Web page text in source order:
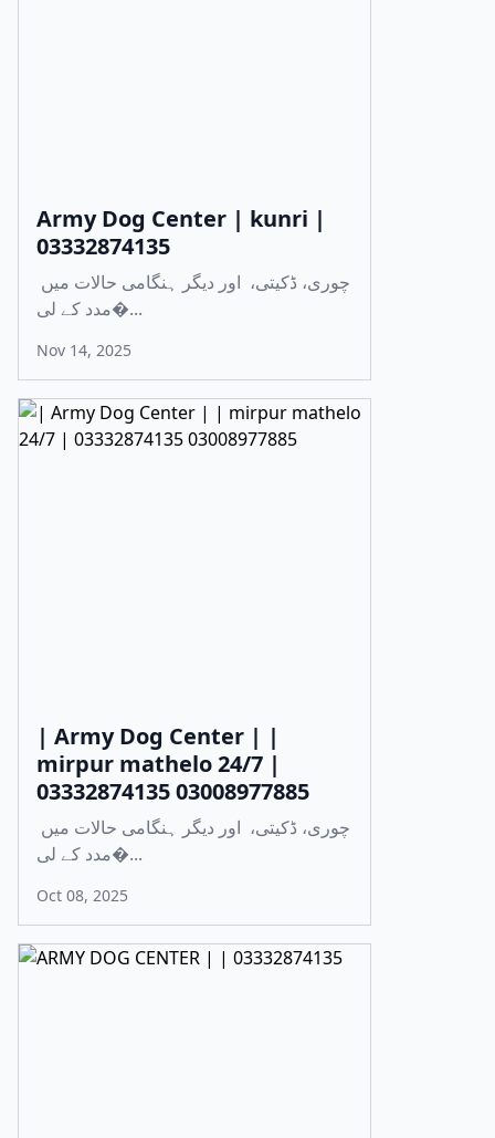
Army Dog Center | kunri |
03332874135
مدد کے لی�...
Nov 14, 2025
| Army Dog Center | |
mirpur mathelo 24/7 |
03332874135 03008977885
مدد کے لی�...
Oct 08, 2025